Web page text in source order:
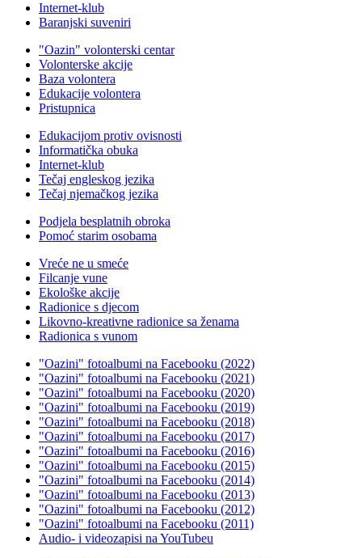
Internet-klub
Baranjski suveniri
"Oazin" volonterski centar
Volonterske akcije
Baza volontera
Edukacije volontera
Pristupnica
Edukacijom protiv ovisnosti
Informatička obuka
Internet-klub
Tečaj engleskog jezika
Tečaj njemačkog jezika
Podjela besplatnih obroka
Pomoć starim osobama
Vreće ne u smeće
Filcanje vune
Ekološke akcije
Radionice s djecom
Likovno-kreativne radionice sa ženama
Radionica s vunom
"Oazini" fotoalbumi na Facebooku (2022)
"Oazini" fotoalbumi na Facebooku (2021)
"Oazini" fotoalbumi na Facebooku (2020)
"Oazini" fotoalbumi na Facebooku (2019)
"Oazini" fotoalbumi na Facebooku (2018)
"Oazini" fotoalbumi na Facebooku (2017)
"Oazini" fotoalbumi na Facebooku (2016)
"Oazini" fotoalbumi na Facebooku (2015)
"Oazini" fotoalbumi na Facebooku (2014)
"Oazini" fotoalbumi na Facebooku (2013)
"Oazini" fotoalbumi na Facebooku (2012)
"Oazini" fotoalbumi na Facebooku (2011)
Audio- i videozapisi na YouTubeu